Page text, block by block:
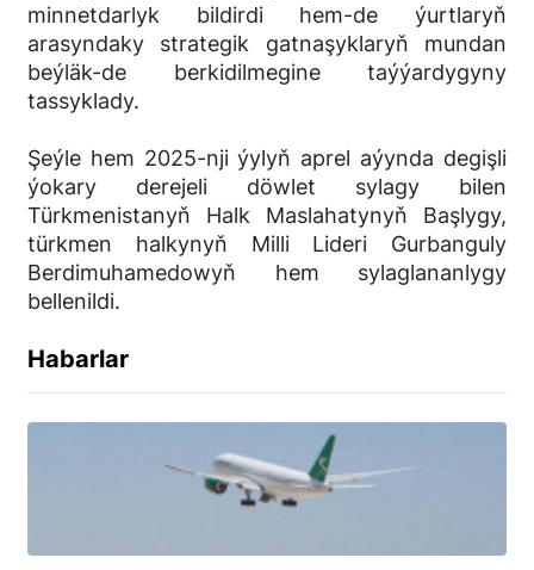
minnetdarlyk bildirdi hem-de ýurtlaryň
arasyndaky strategik gatnaşyklaryň mundan
beýläk-de berkidilmegine taýýardygyny
tassyklady.
Şeýle hem 2025-nji ýylyň aprel aýynda degişli
ýokary derejeli döwlet sylagy bilen
Türkmenistanyň Halk Maslahatynyň Başlygy,
türkmen halkynyň Milli Lideri Gurbanguly
Berdimuhamedowyň hem sylaglananlygy
bellenildi.
Habarlar